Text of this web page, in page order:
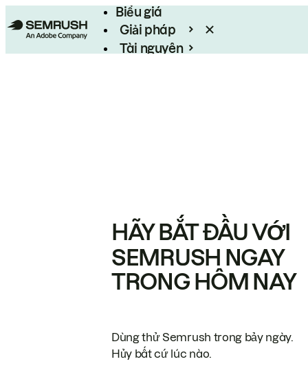
Biểu giá
Giải pháp
Tài nguyên
HÃY BẮT ĐẦU VỚI
SEMRUSH NGAY
TRONG HÔM NAY
Dùng thử Semrush trong bảy ngày.
Hủy bất cứ lúc nào.